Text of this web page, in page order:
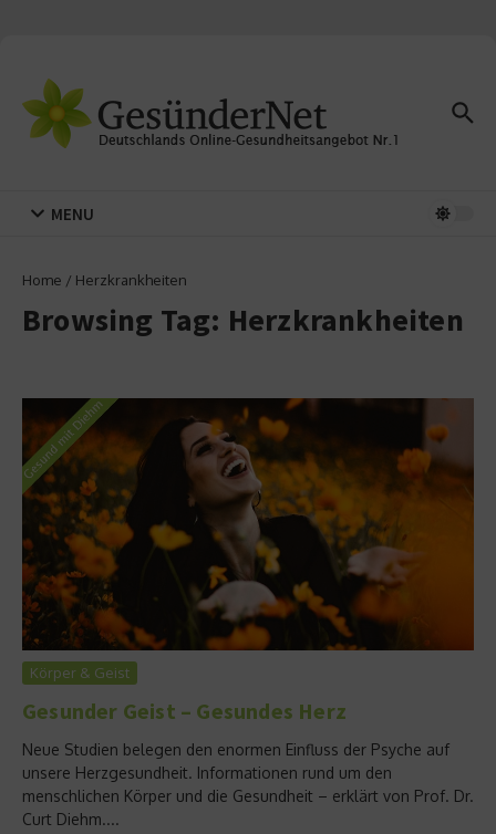
MENU
Home / Herzkrankheiten
Browsing Tag: Herzkrankheiten
Körper & Geist
Gesunder Geist – Gesundes Herz
Neue Studien belegen den enormen Einfluss der Psyche auf
unsere Herzgesundheit. Informationen rund um den
menschlichen Körper und die Gesundheit – erklärt von Prof. Dr.
Curt Diehm....